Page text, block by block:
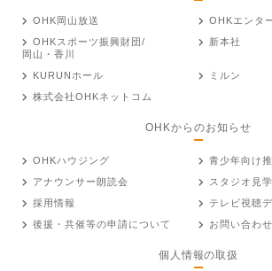
OHK岡山放送
OHKエンタ
OHKスポーツ振興財団/
岡山・香川
新本社
KURUNホール
ミルン
株式会社OHKネットコム
OHKからのお知らせ
OHKハウジング
青少年向け
アナウンサー朗読会
スタジオ見学
採用情報
テレビ視聴
後援・共催等の申請について
お問い合わせ
個人情報の取扱